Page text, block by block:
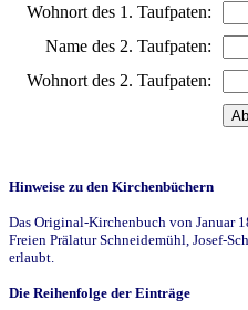
Wohnort des 1. Taufpaten:
Name des 2. Taufpaten:
Wohnort des 2. Taufpaten:
Hinweise zu den Kirchenbüchern
Das Original-Kirchenbuch von Januar
Freien Prälatur Schneidemühl, Josef-
erlaubt.
Die Reihenfolge der Einträge